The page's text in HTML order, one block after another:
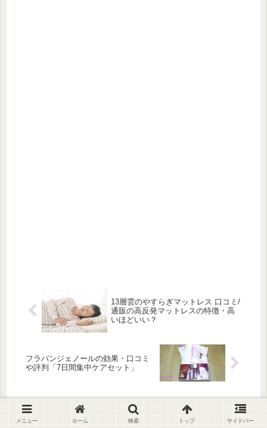
13層雲のやすらぎマットレス 口コミ/
通販の高反発マットレスの特徴・高
いほどいい？
フラバンジェノールの効果・口コミ
や評判「7日間集中ケアセット」
メニュー ホーム 検索 トップ サイドバー